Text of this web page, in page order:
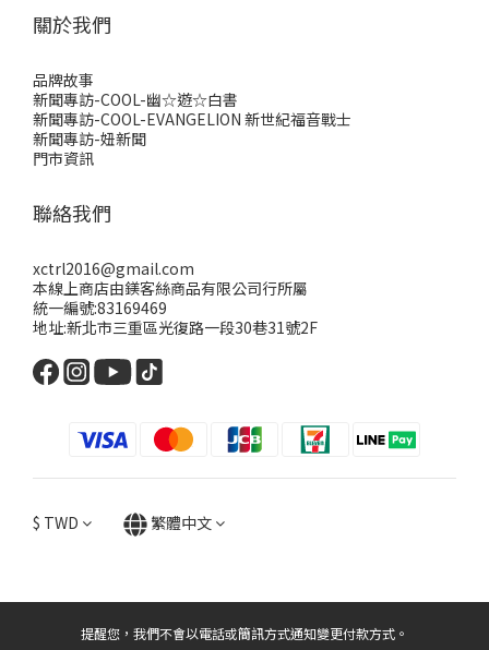
關於我們
品牌故事
新聞專訪-COOL-幽☆遊☆白書
新聞專訪-COOL-EVANGELION 新世紀福音戰士
新聞專訪-妞新聞
門市資訊
聯絡我們
xctrl2016@gmail.com
本線上商店由鎂客絲商品有限公司行所屬
統一編號:83169469
地址:新北市三重區光復路一段30巷31號2F
$ TWD 繁體中文
提醒您，我們不會以電話或簡訊方式通知變更付款方式。